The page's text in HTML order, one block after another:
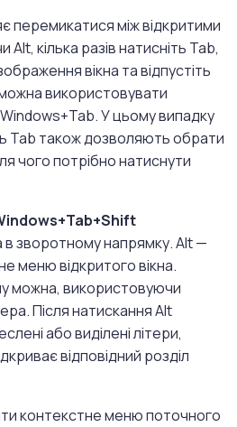
перемикатися між відкритими
кілька разів натисніть Tab,
вікна та відпустіть
можна використовувати
Windows+Tab. У цьому випадку
Tab також дозволяють обрати
чого потрібно натиснути
в зворотному напрямку. Alt —
меню відкритого вікна.
можна, використовуючи
Після натискання Alt
або виділені літери,
відповідний розділ
контекстне меню поточного